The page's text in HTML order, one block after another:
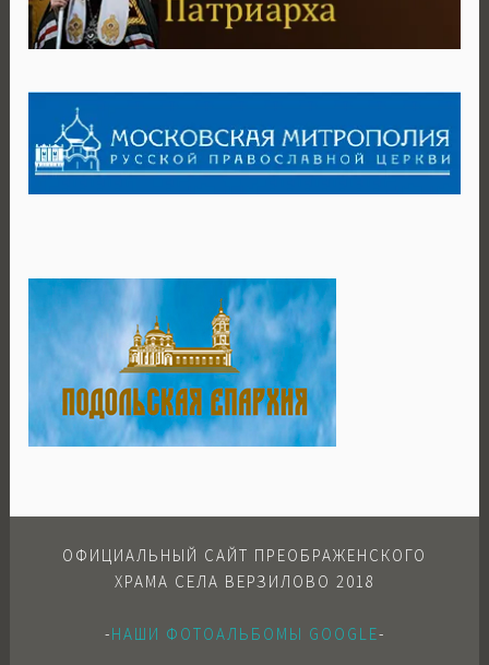
ОФИЦИАЛЬНЫЙ САЙТ ПРЕОБРАЖЕНСКОГО
ХРАМА СЕЛА ВЕРЗИЛОВО 2018
-НАШИ ФОТОАЛЬБОМЫ GOOGLE-